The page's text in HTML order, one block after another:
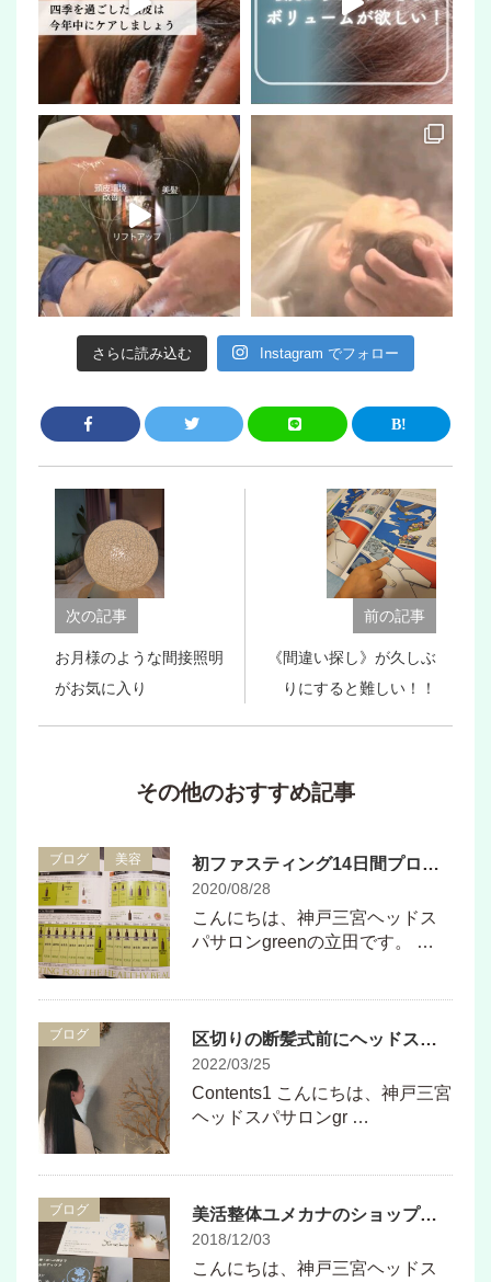
さらに読み込む Instagram でフォロー
次の記事
お月様のような間接照明
がお気に入り
前の記事
《間違い探し》が久しぶ
りにすると難しい！！
その他のおすすめ記事
ブログ 美容 初ファスティング14日間プログラム9日目！！
2020/08/28
こんにちは、神戸三宮ヘッドス
パサロンgreenの立田です。 …
ブログ 区切りの断髪式前にヘッドスパとトリートメントをしにきて頂きました
2022/03/25
Contents1 こんにちは、神戸三宮
ヘッドスパサロンgr …
ブログ 美活整体ユメカナのショップカード＆名刺できました♪
2018/12/03
こんにちは、神戸三宮ヘッドス